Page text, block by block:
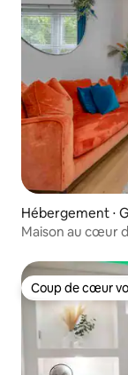
Hébergement ⋅
Maison au cœur
Coup de cœur
Coup de cœur